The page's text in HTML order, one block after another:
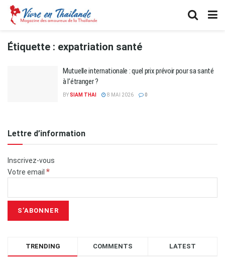
Étiquette : expatriation santé
Mutuelle internationale : quel prix prévoir pour sa santé
à l’étranger ?
BYSIAM THAI 8 MAI 2026 0
Lettre d’information
Inscrivez-vous
Votre email *
TRENDING COMMENTS LATEST